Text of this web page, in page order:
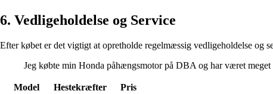
6. Vedligeholdelse og Service
Efter købet er det vigtigt at opretholde regelmæssig vedligeholdelse og
Jeg købte min Honda påhængsmotor på DBA og har været
Model Hestekræfter
Pris